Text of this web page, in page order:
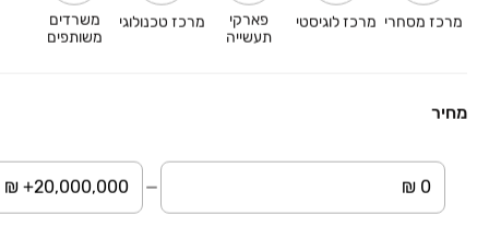
מרכז מסחרי מרכז לוגיסטי
פארקי
תעשייה
מרכז טכנולוגי
משרדים
משותפים
מחיר
החל מ-
המיקום שמחבר בין הכול
אכלוס קרוב
הקרן הקיימת לישראל 37, נופי בן שמן, לוד